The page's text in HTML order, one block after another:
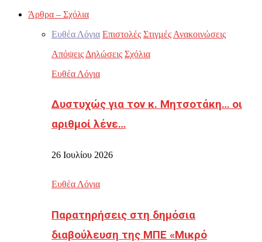
Άρθρα – Σχόλια
Ευθέα Λόγια Επιστολές Στιγμές Ανακοινώσεις
Απόψεις Δηλώσεις Σχόλια
Ευθέα Λόγια
Δυστυχώς για τον κ. Μητσοτάκη… οι
αριθμοί λένε…
26 Ιουλίου 2026
Ευθέα Λόγια
Παρατηρήσεις στη δημόσια
διαβούλευση της ΜΠΕ «Μικρό